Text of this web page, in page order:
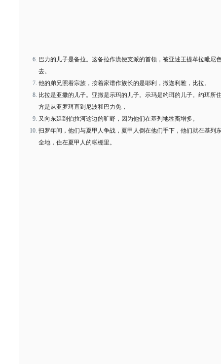
巴力的儿子是备拉。这备拉作流便支派的首领，被亚述王提革拉毗尼
去。
他的弟兄照着宗族，按着家谱作族长的是耶利，撒迦利雅，比拉。
比拉是亚撒的儿子。亚撒是示玛的儿子。示玛是约珥的儿子。约珥所
方是从亚罗珥直到尼波和巴力免，
又向东延到伯拉河这边的旷野，因为他们在基列地牲畜增多。
扫罗年间，他们与夏甲人争战，夏甲人倒在他们手下，他们就在基列
全地，住在夏甲人的帐棚里。